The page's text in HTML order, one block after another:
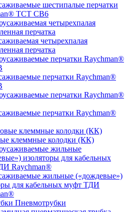
шестипалые перчатки
ТСТ СВ6
четырехпалая
перчатка
перчатки Raychman®
перчатки Raychman®
клеммные колодки (КК)
жильные («дождевые»)
для кабельных муфт ТДИ
Пневмотрубки